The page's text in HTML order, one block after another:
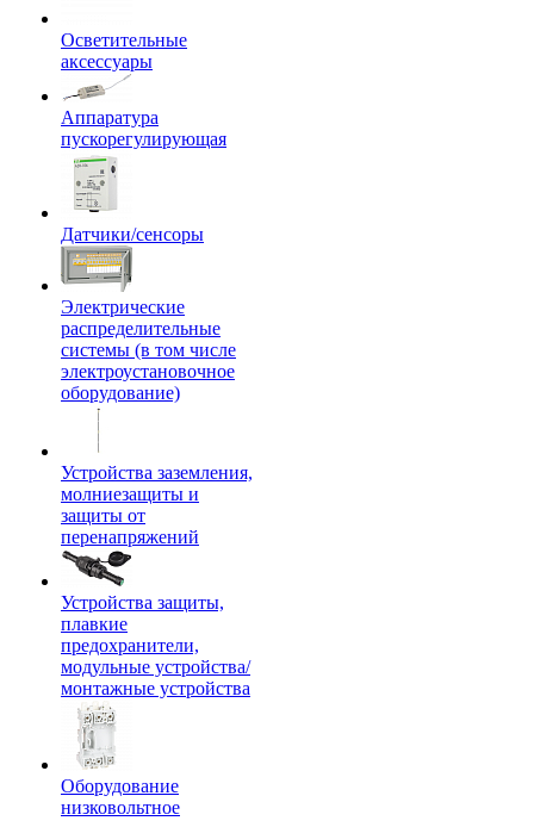
Осветительные
аксессуары
Аппаратура
пускорегулирующая
Датчики/сенсоры
Электрические
распределительные
системы (в том числе
электроустановочное
оборудование)
Устройства заземления,
молниезащиты и
защиты от
перенапряжений
Устройства защиты,
плавкие
предохранители,
модульные устройства/
монтажные устройства
Оборудование
низковольтное